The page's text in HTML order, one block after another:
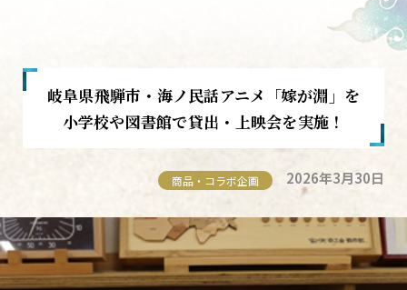
岐阜県飛騨市・海ノ民話アニメ「嫁が淵」を
小学校や図書館で貸出・上映会を実施！
商品・コラボ企画 2026年3月30日